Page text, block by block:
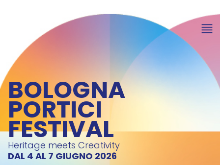
BOLOGNA
PORTICI
FESTIVAL
Heritage meets Creativity
DAL 4 AL 7 GIUGNO 2026